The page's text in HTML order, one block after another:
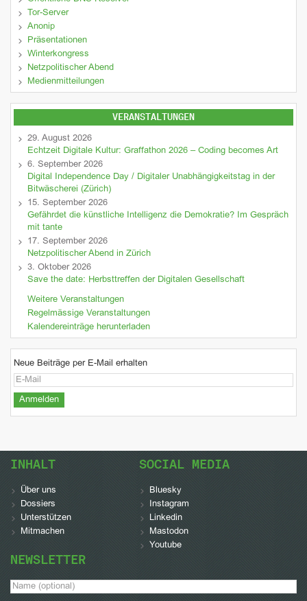
Tor-Server
Anonip
Präsentationen
Winterkongress
Netzpolitischer Abend
Medienmitteilungen
VERANSTALTUNGEN
29. August 2026
Echtzeit Digitale Kultur: Graffathon 2026 – Coding becomes Art
6. September 2026
Digital Independence Day / Digitaler Unabhängigkeitstag in der
Bitwäscherei (Zürich)
15. September 2026
Gefährdet die künstliche Intelligenz die Demokratie? Im Gespräch
mit tante
17. September 2026
Netzpolitischer Abend in Zürich
3. Oktober 2026
Save the date: Herbsttreffen der Digitalen Gesellschaft
Weitere Veranstaltungen
Regelmässige Veranstaltungen
Kalendereinträge herunterladen
Neue Beiträge per E-Mail erhalten
INHALT
Über uns
Dossiers
Unterstützen
Mitmachen
SOCIAL MEDIA
Bluesky
Instagram
Linkedin
Mastodon
Youtube
NEWSLETTER